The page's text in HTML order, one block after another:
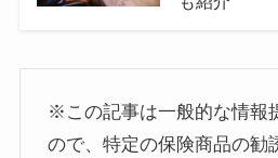
※この記事は一般的な情報
ので、特定の保険商品の勧